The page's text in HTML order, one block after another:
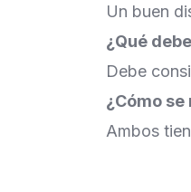
Un buen
¿Qué
Debe
¿Cómo
Ambos